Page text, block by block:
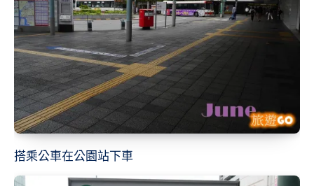
搭乘公車在公園站下車